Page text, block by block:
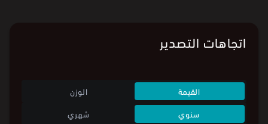
اتجاهات التصدير
القيمة
الوزن
سنوي
شهري